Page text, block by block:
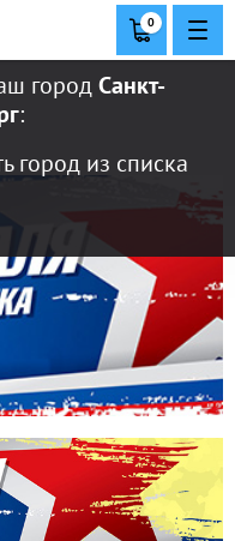
городСанкт-
:
город из списка
0